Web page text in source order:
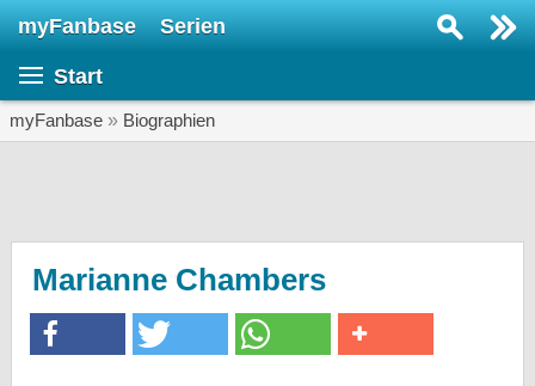
myFanbase Serien
Start
myFanbase » Biographien
Marianne Chambers
Veranstaltungen
KULTUR